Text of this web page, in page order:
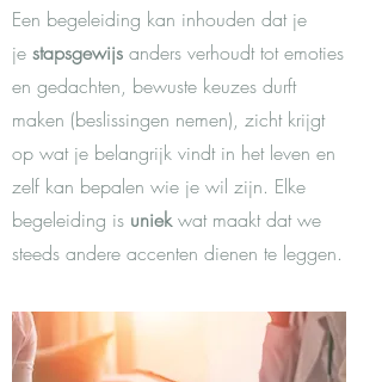
Een begeleiding kan inhouden dat je
je stapsgewijs anders verhoudt tot emoties
en gedachten, bewuste keuzes durft
maken (beslissingen nemen), zicht krijgt
op wat je belangrijk vindt in het leven en
zelf kan bepalen wie je wil zijn. Elke
begeleiding is uniekwat maakt dat we
steeds andere accenten dienen te leggen.